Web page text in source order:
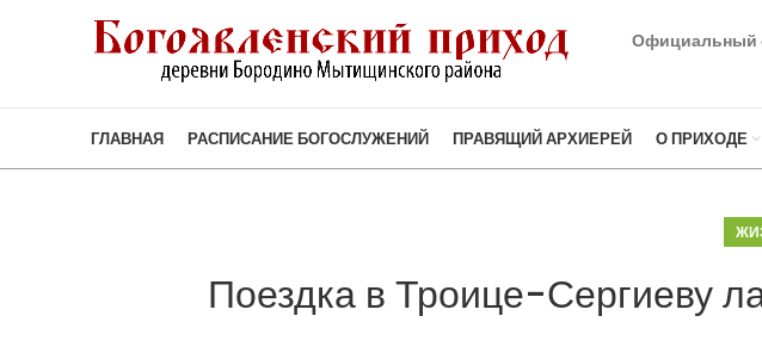
Официальный
ГЛАВНАЯ РАСПИСАНИЕ БОГОСЛУЖЕНИЙ ПРАВЯЩИЙ АРХИЕРЕЙ О ПРИХОДЕ
Поездка в Троице-Сергиеву